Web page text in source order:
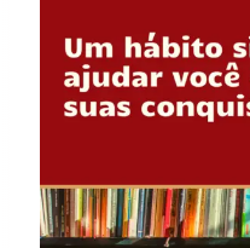
alcançar
sucesso!